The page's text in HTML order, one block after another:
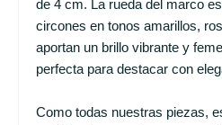
de 4 cm. La rueda del marco
circones en tonos amarillos,
aportan un brillo vibrante y
perfecta para destacar con
Como todas nuestras piezas,